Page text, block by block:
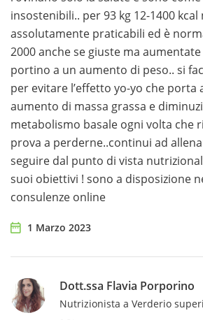
insostenibili.. per 93 kg 12-1400
assolutamente praticabili ed è
2000 anche se giuste ma
portino a un aumento di peso.. si
per evitare l’effetto yo-yo che porta
aumento di massa grassa e
metabolismo basale ogni volta che
prova a perderne..continui ad
seguire dal punto di vista
suoi obiettivi ! sono a disposizione
consulenze online
1 Marzo 2023
Dott.ssa Flavia Porporino
Nutrizionista a Verderio